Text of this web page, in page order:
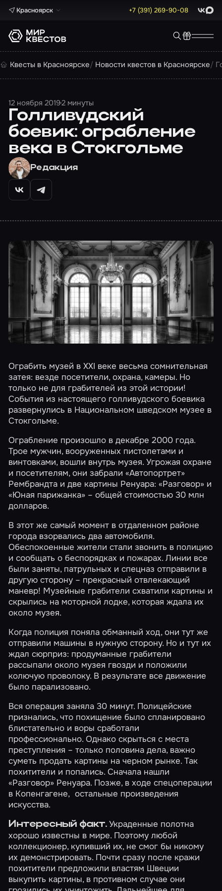
Красноярск +7 (391) 269-90-08 Max
Квесты в Красноярске Новости квестов в Красноярске
12 ноября 20192 минуты
Голливудский
боевик: ограбление
века в Стокгольме
Редакция
Ограбить музей в XXI веке весьма сомнительная
затея: везде посетители, охрана, камеры. Но
только не для грабителей из этой истории!
События из настоящего голливудского боевика
развернулись в Национальном шведском музее в
Стокгольме.
Ограбление произошло в декабре 2000 года.
Трое мужчин, вооруженных пистолетами и
винтовками, вошли внутрь музея. Угрожая охране
и посетителям, они забрали «Автопортрет»
Рембрандта и две картины Ренуара: «Разговор» и
«Юная парижанка» – общей стоимостью 30 млн
долларов.
В этот же самый момент в отдаленном районе
города взорвались два автомобиля.
Обеспокоенные жители стали звонить в полицию
и сообщать о беспорядках и пожарах. Линии все
были заняты, патрульных и спецназ отправили в
другую сторону – прекрасный отвлекающий
маневр! Музейные грабители схватили картины и
скрылись на моторной лодке, которая ждала их
около музея.
Когда полиция поняла обманный ход, они тут же
отправили машины в нужную сторону. Но и тут их
ждал сюрприз: продуманные грабители
рассыпали около музея гвозди и положили
колючую проволоку. В результате все движение
было парализовано.
Вся операция заняла 30 минут. Полицейские
признались, что похищение было спланировано
блистательно и воры сработали
профессионально. Однако скрыться с места
преступления – только половина дела, важно
суметь продать картины на черном рынке. Так
похитители и попались. Сначала нашли
«Разговор» Ренуара. Позже, в ходе спецоперации
в Копенгагене, остальные произведения
искусства.
Интересный факт.Украденные полотна
хорошо известны в мире. Поэтому любой
коллекционер, купивший их, не смог бы никому
их демонстрировать. Почти сразу после кражи
похитители предложили властям Швеции
выкупить картины, в противном случае они